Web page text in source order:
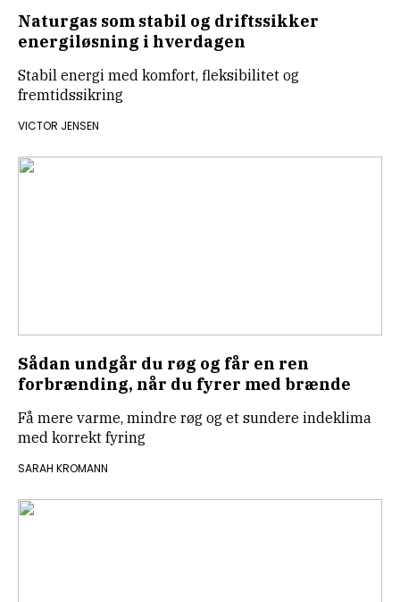
Naturgas som stabil og driftssikker
energiløsning i hverdagen
Stabil energi med komfort, fleksibilitet og
fremtidssikring
VICTOR JENSEN
Sådan undgår du røg og får en ren
forbrænding, når du fyrer med brænde
Få mere varme, mindre røg og et sundere indeklima
med korrekt fyring
SARAH KROMANN